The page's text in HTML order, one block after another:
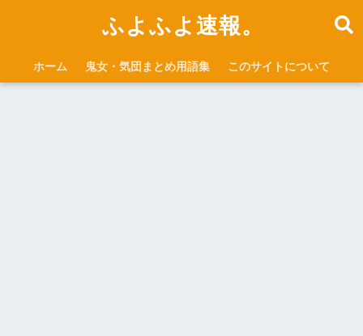
ふよふよ速報。
ホーム 鬼女・気団まとめ用語集 このサイトについて